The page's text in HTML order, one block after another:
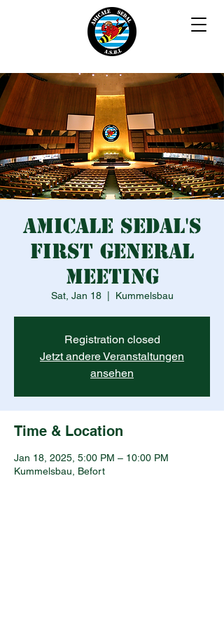
Amicale SEDAL's
first general
meeting
Sat, Jan 18
  |
Kummelsbau
Registration closed
Jetzt andere Veranstaltungen
ansehen
Time & Location
Jan 18, 2025, 5:00 PM – 10:00 PM
Kummelsbau, Befort